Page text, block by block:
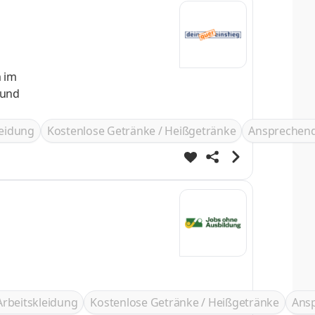
im
Kostenlose Getränke / Heißgetränke
Kostenlose Getränke / Heißgetränke